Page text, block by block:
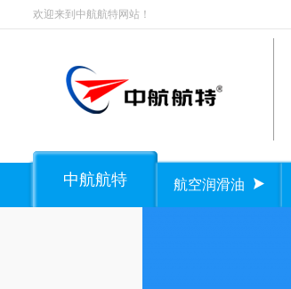
欢迎来到中航航特网站！
中航航特 航空润滑油